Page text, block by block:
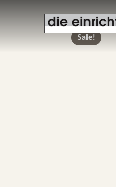
Sale!